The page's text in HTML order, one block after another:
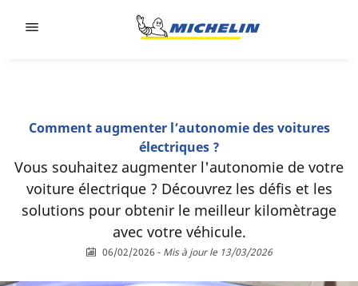
Comment augmenter l’autonomie des voitures
électriques ?
Vous souhaitez augmenter l'autonomie de votre
voiture électrique ? Découvrez les défis et les
solutions pour obtenir le meilleur kilomètrage
avec votre véhicule.
06/02/2026 - Mis à jour le 13/03/2026